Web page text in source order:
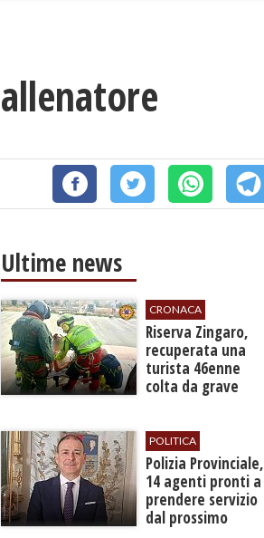
Ultime news
CRONACA
​Riserva Zingaro,
recuperata una
turista 46enne
colta da grave
POLITICA
​Polizia Provinciale,
14 agenti pronti a
prendere servizio
dal prossimo